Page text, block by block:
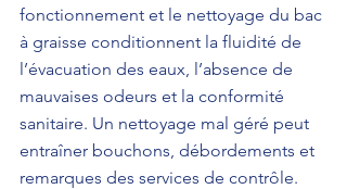
fonctionnement et le nettoyage du bac
à graisse conditionnent la fluidité de
l’évacuation des eaux, l’absence de
mauvaises odeurs et la conformité
sanitaire. Un nettoyage mal géré peut
entraîner bouchons, débordements et
remarques des services de contrôle.